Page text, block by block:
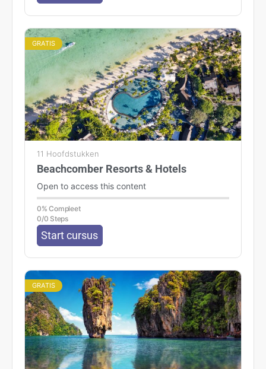
GRATIS
11 Hoofdstukken
Beachcomber Resorts & Hotels
Open to access this content
0% Compleet
0/0 Steps
Start cursus
GRATIS